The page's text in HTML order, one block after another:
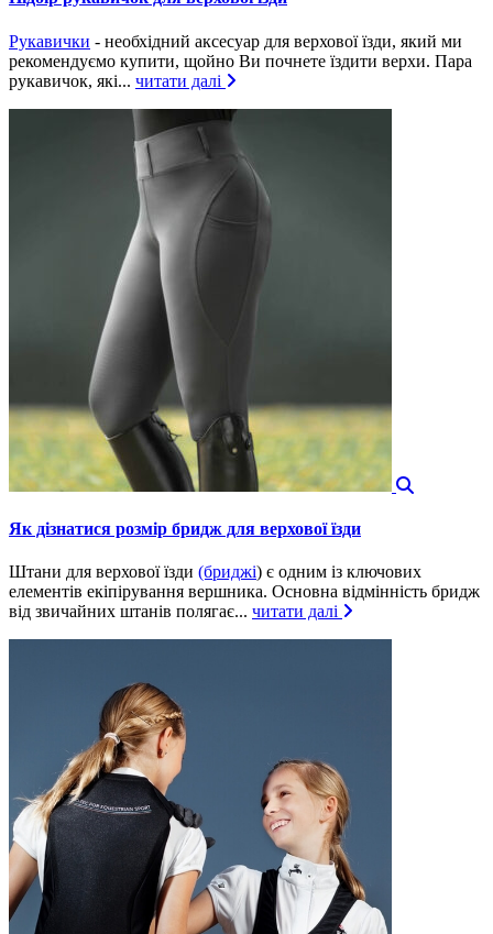
Рукавички - необхідний аксесуар для верхової їзди, який ми
рекомендуємо купити, щойно Ви почнете їздити верхи. Пара
рукавичок, які... читати далі
Як дізнатися розмір бридж для верхової їзди
Штани для верхової їзди (бриджі) є одним із ключових
елементів екіпірування вершника. Основна відмінність бридж
від звичайних штанів полягає... читати далі